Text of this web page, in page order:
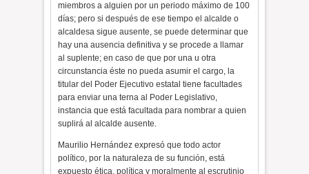
miembros a alguien por un periodo máximo de 100
días; pero si después de ese tiempo el alcalde o
alcaldesa sigue ausente, se puede determinar que
hay una ausencia definitiva y se procede a llamar
al suplente; en caso de que por una u otra
circunstancia éste no pueda asumir el cargo, la
titular del Poder Ejecutivo estatal tiene facultades
para enviar una terna al Poder Legislativo,
instancia que está facultada para nombrar a quien
suplirá al alcalde ausente.
Maurilio Hernández expresó que todo actor
político, por la naturaleza de su función, está
expuesto ética, política y moralmente al escrutinio